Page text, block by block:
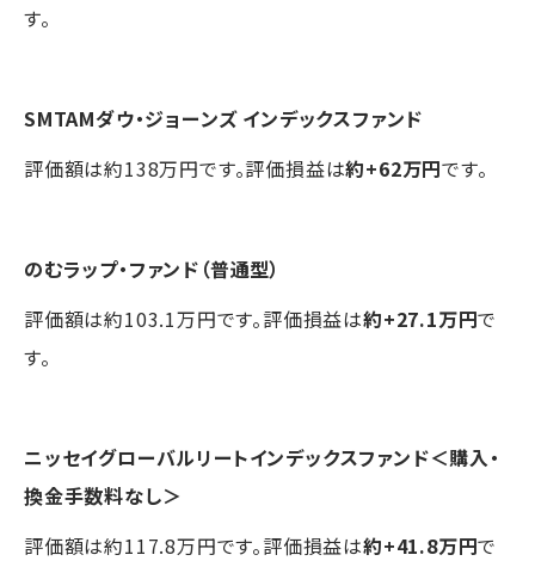
す。
SMTAMダウ・ジョーンズ インデックスファンド
評価額は約138万円です。評価損益は約+62万円です。
のむラップ・ファンド（普通型）
評価額は約103.1万円です。評価損益は約+27.1万円で
す。
ニッセイグローバルリートインデックスファンド＜購入・
換金手数料なし＞
評価額は約117.8万円です。評価損益は約+41.8万円で